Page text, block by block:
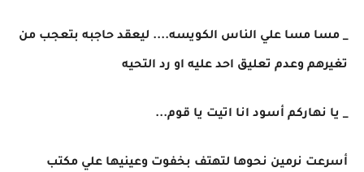
_ مسا مسا علي الناس الكويسه.... ليعقد حاجبه بتعجب من
تغيرهم وعدم تعليق احد عليه او رد التحيه
_ يا نهاركم أسود انا اتيت يا قوم...
أسرعت نرمين نحوها لتهتف بخفوت وعينيها علي مكتب